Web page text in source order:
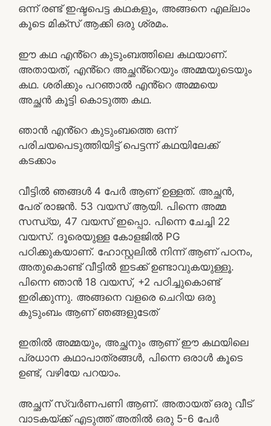
ഒന്ന് രണ്ട് ഇഷ്ടപെട്ട കഥകളും, അങ്ങനെ എല്ലാം
കൂടെ മിക്സ് ആക്കി ഒരു ശ്രമം.
ഈ കഥ എൻ്റെ കുടുംബത്തിലെ കഥയാണ്.
അതായത്, എൻ്റെ അച്ഛൻ്റെയും അമ്മയുടെയും
കഥ. ശരിക്കും പറഞാൽ എൻ്റെ അമ്മയെ
അച്ഛൻ കൂട്ടി കൊടുത്ത കഥ.
ഞാൻ എൻ്റെ കുടുംബത്തെ ഒന്ന്
പരിചയപെടുത്തിയിട്ട് പെട്ടന്ന് കഥയിലേക്ക്
കടക്കാം
വീട്ടിൽ ഞങ്ങൾ 4 പേർ ആണ് ഉള്ളത്. അച്ഛൻ,
പേര് രാജൻ. 53 വയസ് ആയി. പിന്നെ അമ്മ
സന്ധ്യ, 47 വയസ് ഇപ്പൊ. പിന്നെ ചേച്ചി 22
വയസ്. ദൂരെയുള്ള കോളജിൽ PG
പഠിക്കുകയാണ്. ഹോസ്റ്റലിൽ നിന്ന് ആണ് പഠനം,
അതുകൊണ്ട് വീട്ടിൽ ഇടക്ക് ഉണ്ടാവുകയുള്ളൂ.
പിന്നെ ഞാൻ 18 വയസ്, +2 പഠിച്ചുകൊണ്ട്
ഇരിക്കുന്നു. അങ്ങനെ വളരെ ചെറിയ ഒരു
കുടുംബം ആണ് ഞങ്ങളുടേത്
ഇതിൽ അമ്മയും, അച്ഛനും ആണ് ഈ കഥയിലെ
പ്രധാന കഥാപാത്രങ്ങൾ, പിന്നെ ഒരാൾ കൂടെ
ഉണ്ട്, വഴിയേ പറയാം.
അച്ഛന് സ്വർണപണി ആണ്. അതായത് ഒരു വീട്
വാടകയ്ക്ക് എടുത്ത് അതിൽ ഒരു 5-6 പേർ